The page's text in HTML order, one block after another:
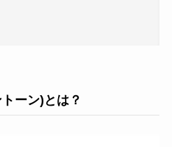
ーン)とは？